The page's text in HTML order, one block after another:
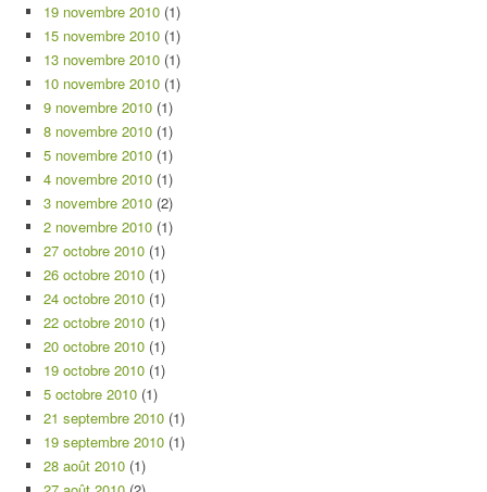
19 novembre 2010 (1)
15 novembre 2010 (1)
13 novembre 2010 (1)
10 novembre 2010 (1)
9 novembre 2010 (1)
8 novembre 2010 (1)
5 novembre 2010 (1)
4 novembre 2010 (1)
3 novembre 2010 (2)
2 novembre 2010 (1)
27 octobre 2010 (1)
26 octobre 2010 (1)
24 octobre 2010 (1)
22 octobre 2010 (1)
20 octobre 2010 (1)
19 octobre 2010 (1)
5 octobre 2010 (1)
21 septembre 2010 (1)
19 septembre 2010 (1)
28 août 2010 (1)